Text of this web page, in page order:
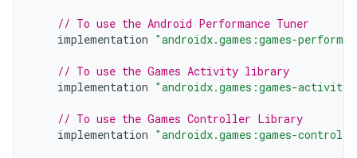
// To use the Android Performance Tuner
implementation "androidx.games:games-
// To use the Games Activity library
implementation "androidx.games:games-
// To use the Games Controller Library
implementation "androidx.games:games-